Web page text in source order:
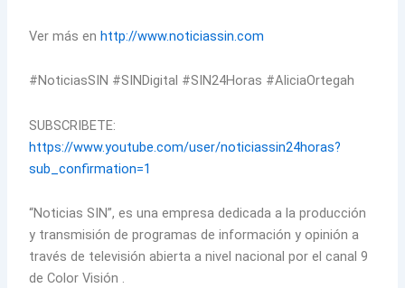
Ver más enhttp://www.noticiassin.com
#NoticiasSIN #SINDigital #SIN24Horas #AliciaOrtegah
SUBSCRIBETE:
https://www.youtube.com/user/noticiassin24horas?
sub_confirmation=1
“Noticias SIN”, es una empresa dedicada a la producción
y transmisión de programas de información y opinión a
través de televisión abierta a nivel nacional por el canal 9
de Color Visión .